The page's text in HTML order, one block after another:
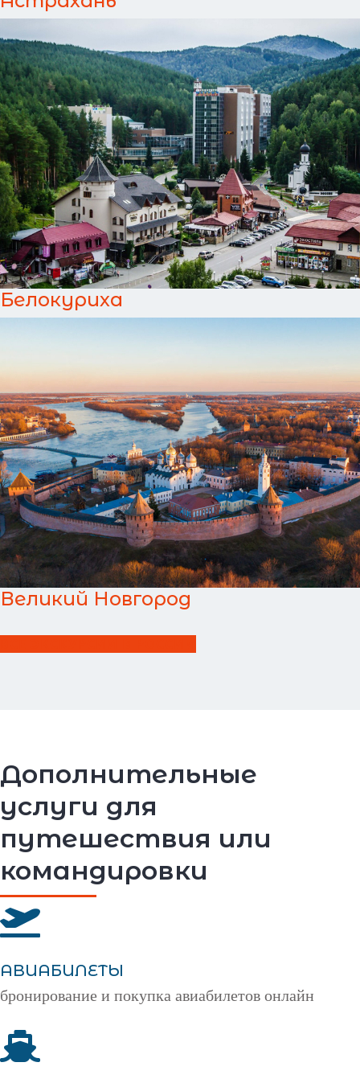
Белокуриха
Великий Новгород
Дополнительные
услуги для
путешествия или
командировки
АВИАБИЛЕТЫ
бронирование и покупка авиабилетов онлайн